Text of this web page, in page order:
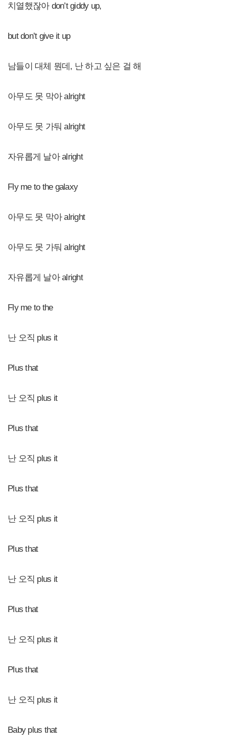
치열했잖아 don’t giddy up,
but don’t give it up
남들이 대체 뭔데, 난 하고 싶은 걸 해
아무도 못 막아 alright
아무도 못 가둬 alright
자유롭게 날아 alright
Fly me to the galaxy
아무도 못 막아 alright
아무도 못 가둬 alright
자유롭게 날아 alright
Fly me to the
난 오직 plus it
Plus that
난 오직 plus it
Plus that
난 오직 plus it
Plus that
난 오직 plus it
Plus that
난 오직 plus it
Plus that
난 오직 plus it
Plus that
난 오직 plus it
Baby plus that